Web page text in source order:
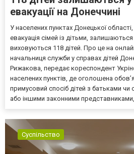
евакуації на Донеччині
У населених пунктах Донецької
евакуація сімей із дітьми,
виховуються 118 дітей. Про це на
начальниця служби у справах дітей
Рижакова, передає кореспондент
населених пунктів, де оголошена
примусовий спосіб дітей з батьками
або іншими законними представниками,
Суспільство